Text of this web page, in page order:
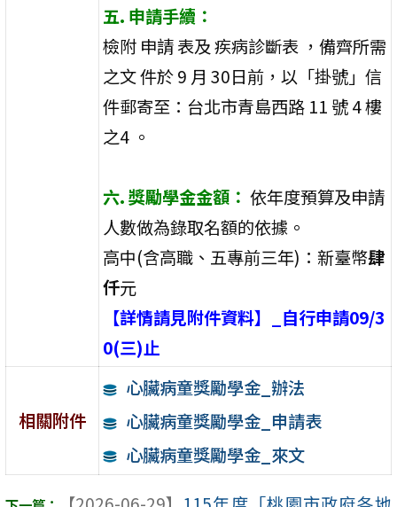
五. 申請手續：
檢附 申請 表及 疾病診斷表 ，備齊所需
之文 件於 9 月 30日前，以「掛號」信
件郵寄至：台北市青島西路 11 號 4 樓
之4 。
六. 獎勵學金金額： 依年度預算及申請
人數做為錄取名額的依據。
高中(含高職、五專前三年)：新臺幣肆
仟元
【詳情請見附件資料】_自行申請09/3
0(三)止
相關附件
心臟病童獎勵學金_辦法
心臟病童獎勵學金_申請表
心臟病童獎勵學金_來文